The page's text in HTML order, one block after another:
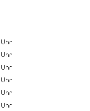
Uhr
Uhr
Uhr
Uhr
Uhr
Uhr